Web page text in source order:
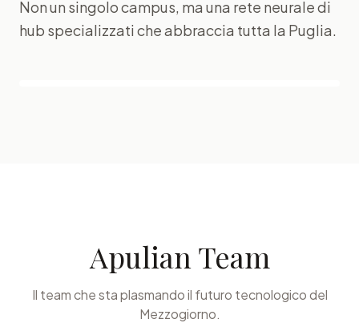
Non un singolo campus, ma una rete neurale di
hub specializzati che abbraccia tutta la Puglia.
Apulian Team
Il team che sta plasmando il futuro tecnologico del
Mezzogiorno.